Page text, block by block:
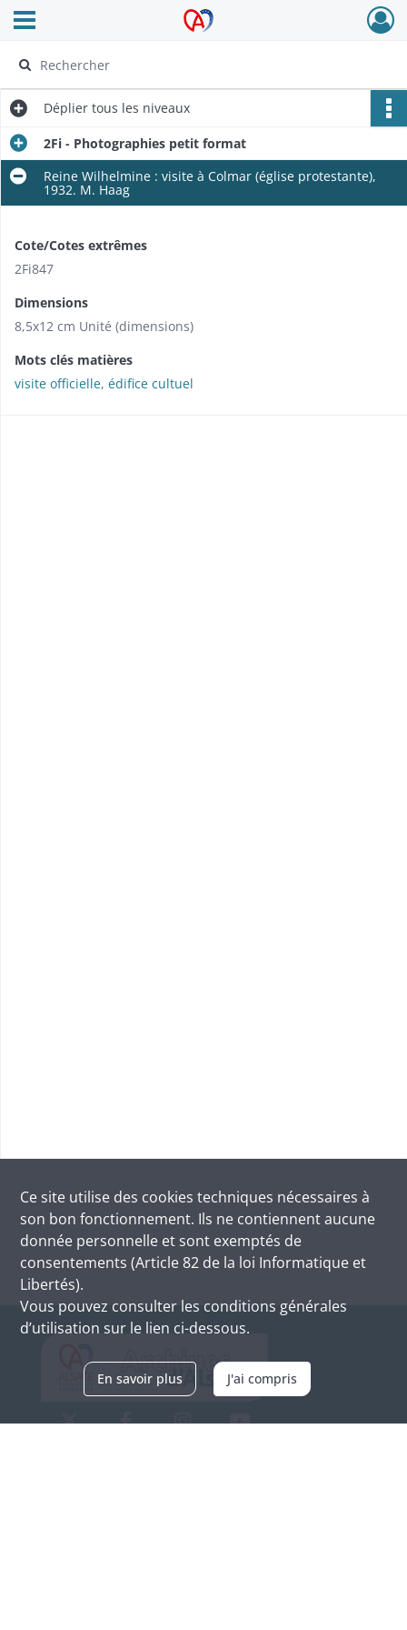
Archives Alsace - Colmar
Ouvrir le menu déroulant
Déplier tous les niveaux
2Fi - Photographies petit format
Reine Wilhelmine : visite à Colmar (église protestante),
1932. M. Haag
Cote/Cotes extrêmes
2Fi847
Dimensions
8,5x12 cm Unité (dimensions)
Mots clés matières
visite officielle, édifice cultuel
Ce site utilise des cookies techniques nécessaires à
son bon fonctionnement. Ils ne contiennent aucune
donnée personnelle et sont exemptés de
consentements (Article 82 de la loi Informatique et
Libertés).
Vous pouvez consulter les conditions générales
d’utilisation sur le lien ci-dessous.
En savoir plus J'ai compris